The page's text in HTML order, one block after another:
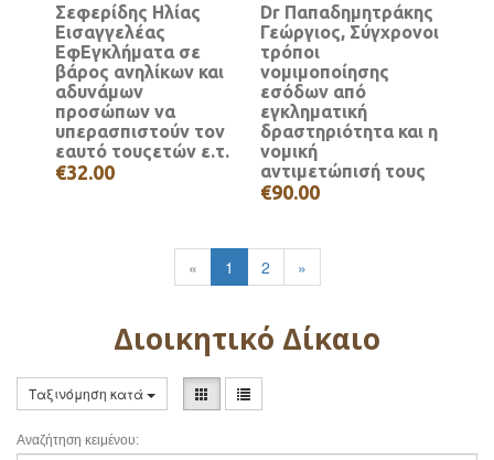
Σεφερίδης Ηλίας
Εισαγγελέας
ΕφΕγκλήματα σε
βάρος ανηλίκων και
αδυνάμων
προσώπων να
υπερασπιστούν τον
εαυτό τουςετών ε.τ.
€32.00
Dr Παπαδημητράκης
Γεώργιος, Σύγχρονοι
τρόποι
νομιμοποίησης
εσόδων από
εγκληματική
δραστηριότητα και η
νομική
αντιμετώπισή τους
€90.00
« 1 2 »
Διοικητικό Δίκαιο
Ταξινόμηση κατά
Αναζήτηση κειμένου: